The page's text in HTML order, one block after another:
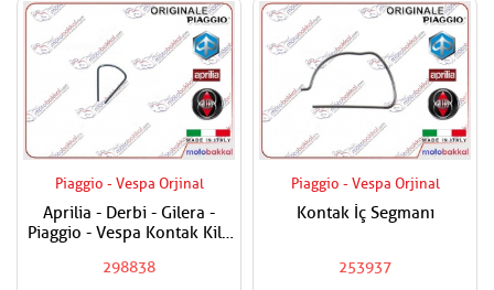
Piaggio - Vespa Orjinal
Aprilia - Derbi - Gilera -
Piaggio - Vespa Kontak Kilit
298838
Piaggio - Vespa Orjinal
Kontak İç Segmanı
253937